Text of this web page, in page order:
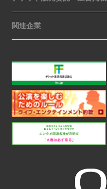
関連企業